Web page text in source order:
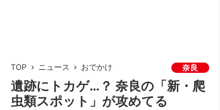
TOP ニュース おでかけ 奈良
遺跡にトカゲ…？ 奈良の「新・爬
虫類スポット」が攻めてる